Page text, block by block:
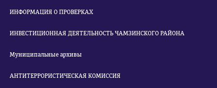
ИНФОРМАЦИЯ О ПРОВЕРКАХ
ИНВЕСТИЦИОННАЯ ДЕЯТЕЛЬНОСТЬ ЧАМЗИНСКОГО РАЙОНА
Муниципальные архивы
АНТИТЕРРОРИСТИЧЕСКАЯ КОМИССИЯ